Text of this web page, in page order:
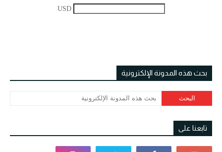
USD
بحث هذه المدونة الإلكترونية
تابعنا على